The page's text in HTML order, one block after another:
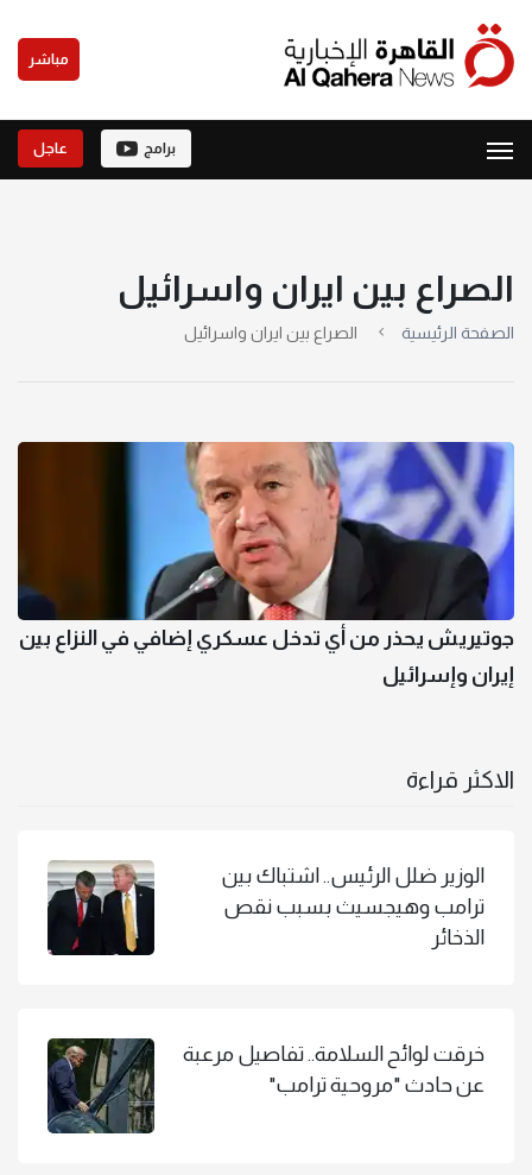
مباشر
برامج عاجل
الصراع بين ايران واسرائيل
الصفحة الرئيسية الصراع بين ايران واسرائيل
جوتيريش يحذر من أي تدخل عسكري إضافي في النزاع بين
إيران وإسرائيل
الاكثر قراءة
الوزير ضلل الرئيس.. اشتباك بين
ترامب وهيجسيث بسبب نقص
الذخائر
خرقت لوائح السلامة.. تفاصيل مرعبة
عن حادث "مروحية ترامب"